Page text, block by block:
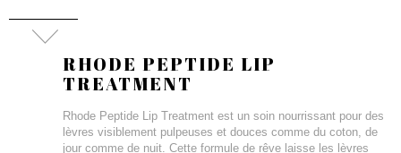
RHODE PEPTIDE LIP
TREATMENT
Rhode Peptide Lip Treatment est un soin nourrissant pour des
lèvres visiblement pulpeuses et douces comme du coton, de
jour comme de nuit. Cette formule de rêve laisse les lèvres